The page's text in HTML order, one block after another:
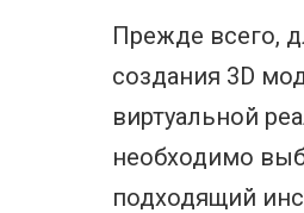
Прежде всего,
создания 3D
виртуальной
необходимо
подходящий